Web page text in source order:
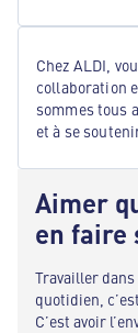
Chez ALDI,
collaboration
sommes tous
et à se
Aimer
en faire
Travailler
quotidien,
C’est avoir